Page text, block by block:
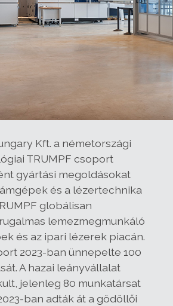
Kft. a németországi
TRUMPF csoport
gyártási megoldásokat
és a lézertechnika
globálisan
lemezmegmunkáló
és az ipari lézerek piacán.
2023-ban ünnepelte 100
A hazai leányvállalat
jelenleg 80 munkatársat
ban adták át a gödöllői